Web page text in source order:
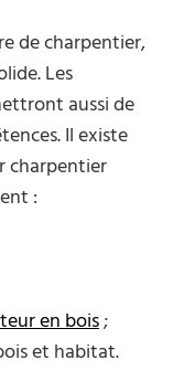
de charpentier,
Les
aussi de
Il existe
charpentier
:
en bois;
et habitat.